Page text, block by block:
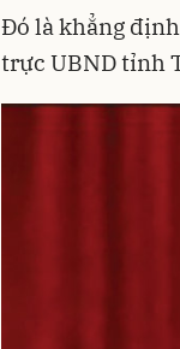
Đó là khẳng
trực UBND tỉnh